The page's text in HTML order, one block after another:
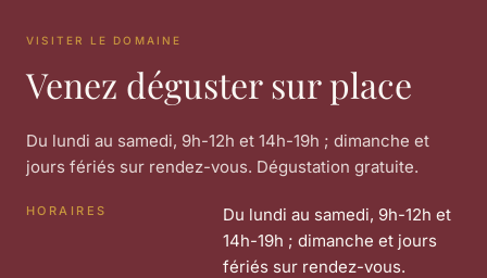
VISITER LE DOMAINE
Venez déguster sur place
Du lundi au samedi, 9h-12h et 14h-19h ; dimanche et
jours fériés sur rendez-vous. Dégustation gratuite.
HORAIRES
Du lundi au samedi, 9h-12h et
14h-19h ; dimanche et jours
fériés sur rendez-vous.